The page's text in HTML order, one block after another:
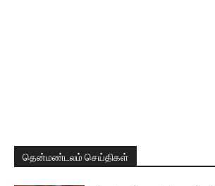
தென்மண்டலம் செய்திகள்